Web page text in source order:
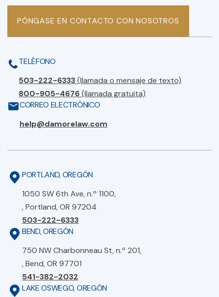
PÓNGASE EN CONTACTO CON NOSOTROS
TELÉFONO
503-222-6333(llamada o mensaje de texto)
800-905-4676(llamada gratuita)
CORREO ELECTRÓNICO
help@damorelaw.com
PORTLAND, OREGÓN
1050 SW 6th Ave, n.º 1100,
, Portland, OR 97204
503-222-6333
BEND, OREGÓN
750 NW Charbonneau St, n.º 201,
, Bend, OR 97701
541-382-2032
LAKE OSWEGO, OREGÓN